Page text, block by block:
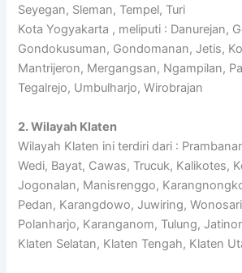
Seyegan, Sleman, Tempel, Turi
Kota Yogyakarta , meliputi : Danurejan,
Gondokusuman, Gondomanan, Jetis,
Mantrijeron, Mergangsan, Ngampilan,
Tegalrejo, Umbulharjo, Wirobrajan
2. Wilayah Klaten
Wilayah Klaten ini terdiri dari :
Wedi, Bayat, Cawas, Trucuk, Kalikotes,
Jogonalan, Manisrenggo,
Pedan, Karangdowo, Juwiring,
Polanharjo, Karanganom, Tulung,
Klaten Selatan, Klaten Tengah, Klaten